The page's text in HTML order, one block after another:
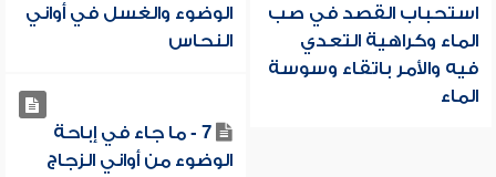
استحباب القصد في صب
الماء وكراهية التعدي
فيه والأمر باتقاء وسوسة
الماء
الوضوء والغسل في أواني
النحاس
7 - ما جاء في إباحة
الوضوء من أواني الزجاج